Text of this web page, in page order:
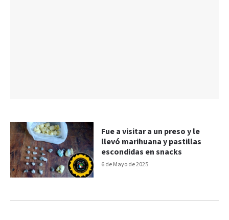
6 de Mayo de 2025
Fue a visitar a un preso y le
llevó marihuana y pastillas
escondidas en snacks